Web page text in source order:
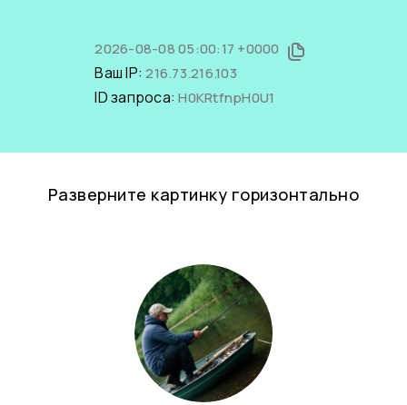
2026-08-08 05:00:17 +0000
Ваш IP:216.73.216.103
ID запроса:H0KRtfnpH0U1
Разверните картинку горизонтально